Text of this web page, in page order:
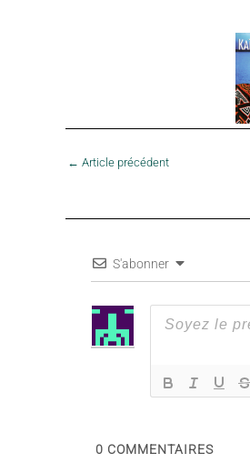
← Article précédent
S'abonner
0 COMMENTAIRES